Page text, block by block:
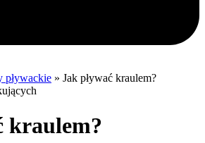
pływackie » Jak pływać kraulem?
kraulem?